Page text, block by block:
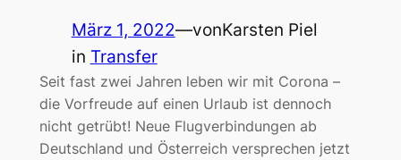
März 1, 2022—vonKarsten Piel
in Transfer
Seit fast zwei Jahren leben wir mit Corona –
die Vorfreude auf einen Urlaub ist dennoch
nicht getrübt! Neue Flugverbindungen ab
Deutschland und Österreich versprechen jetzt